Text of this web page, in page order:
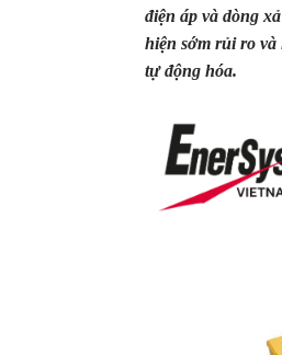
điện áp và dòng
hiện sớm rủi ro
tự động hóa.